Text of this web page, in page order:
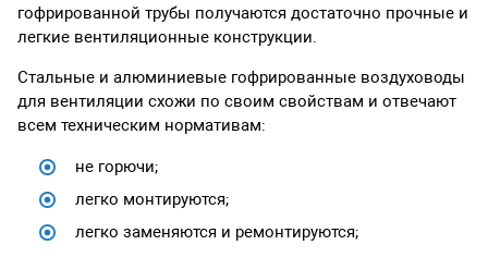
гофрированной трубы получаются достаточно прочные и
легкие вентиляционные конструкции.
Стальные и алюминиевые гофрированные воздуховоды
для вентиляции схожи по своим свойствам и отвечают
всем техническим нормативам:
не горючи;
легко монтируются;
легко заменяются и ремонтируются;